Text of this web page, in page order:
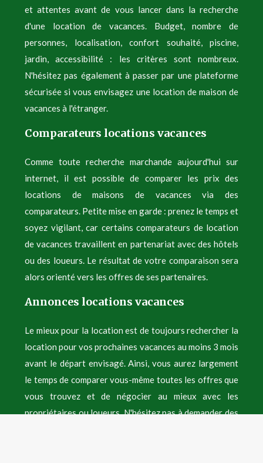
et attentes avant de vous lancer dans la recherche
d'une location de vacances. Budget, nombre de
personnes, localisation, confort souhaité, piscine,
jardin, accessibilité : les critères sont nombreux.
N'hésitez pas également à passer par une plateforme
sécurisée si vous envisagez une location de maison de
vacances à l'étranger.
Comparateurs locations vacances
Comme toute recherche marchande aujourd'hui sur
internet, il est possible de comparer les prix des
locations de maisons de vacances via des
comparateurs. Petite mise en garde : prenez le temps et
soyez vigilant, car certains comparateurs de location
de vacances travaillent en partenariat avec des hôtels
ou des loueurs. Le résultat de votre comparaison sera
alors orienté vers les offres de ses partenaires.
Annonces locations vacances
Le mieux pour la location est de toujours rechercher la
location pour vos prochaines vacances au moins 3 mois
avant le départ envisagé. Ainsi, vous aurez largement
le temps de comparer vous-même toutes les offres que
vous trouvez et de négocier au mieux avec les
propriétaires ou loueurs. N'hésitez pas à demander des